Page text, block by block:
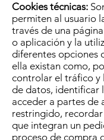
Cookies técnicas:
permiten al usuario
través de una
o aplicación y la
diferentes opciones
ella existan como,
controlar el tráfico y
de datos, identificar
acceder a partes de
restringido,
que integran un
proceso de compra